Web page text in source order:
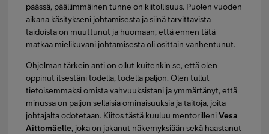
päässä, päällimmäinen tunne on kiitollisuus. Puolen vuoden
aikana käsitykseni johtamisesta ja siinä tarvittavista
taidoista on muuttunut ja huomaan, että ennen tätä
matkaa mielikuvani johtamisesta oli osittain vanhentunut.
Ohjelman tärkein anti on ollut kuitenkin se, että olen
oppinut itsestäni todella, todella paljon. Olen tullut
tietoisemmaksi omista vahvuuksistani ja ymmärtänyt, että
minussa on paljon sellaisia ominaisuuksia ja taitoja, joita
johtajalta odotetaan. Kiitos tästä kuuluu mentorilleniVesa
Aittomäelle, joka on jakanut näkemyksiään sekä haastanut